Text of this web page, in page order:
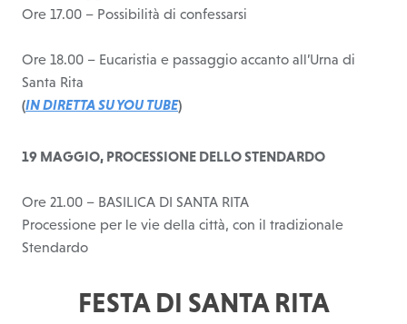
Ore 17.00 – Possibilità di confessarsi
Ore 18.00 – Eucaristia e passaggio accanto all’Urna di
Santa Rita
(IN DIRETTA SU YOU TUBE)
19 MAGGIO, PROCESSIONE DELLO STENDARDO
Ore 21.00 – BASILICA DI SANTA RITA
Processione per le vie della città, con il tradizionale
Stendardo
FESTA DI SANTA RITA